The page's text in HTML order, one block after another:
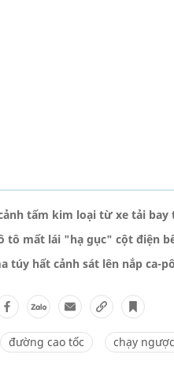
tấm kim loại từ xe tải
tô mất lái "hạ gục" cột điện
túy hất cảnh sát lên nắp ca-
đường cao tốc chạy